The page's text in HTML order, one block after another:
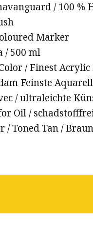
/ 100 %
Marker
/ 500 ml
/ Finest
Feinste
/ ultraleichte
Oil /
/ Toned Tan /